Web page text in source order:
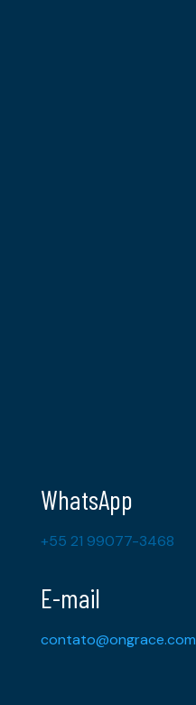
WhatsApp
+55 21 99077-3468
E-mail
contato@ongrace.com